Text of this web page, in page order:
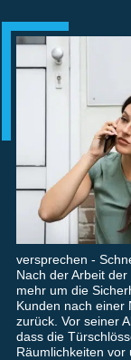
versprechen -
Nach der Arbeit
mehr um die
Kunden nach einer
zurück. Vor seiner
dass die
Räumlichkeiten vor